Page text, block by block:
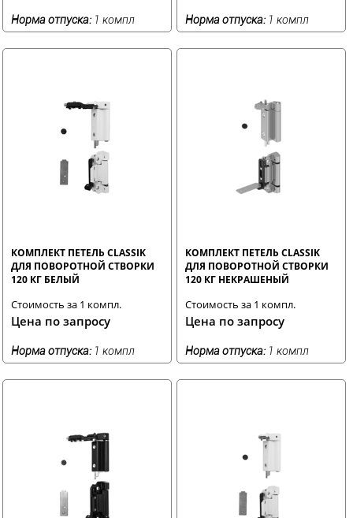
Норма отпуска: 1 компл Норма отпуска: 1 компл
КОМПЛЕКТ ПЕТЕЛЬ CLASSIK
ДЛЯ ПОВОРОТНОЙ СТВОРКИ
120 КГ БЕЛЫЙ
Стоимость за 1 компл.
Цена по запросу
Норма отпуска: 1 компл
КОМПЛЕКТ ПЕТЕЛЬ CLASSIK
ДЛЯ ПОВОРОТНОЙ СТВОРКИ
120 КГ НЕКРАШЕНЫЙ
Стоимость за 1 компл.
Цена по запросу
Норма отпуска: 1 компл